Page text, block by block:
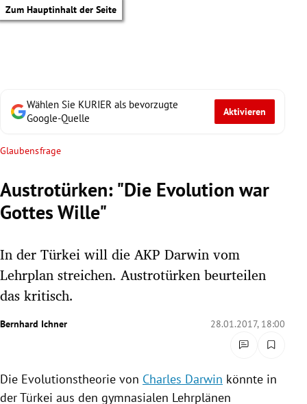
Zum Hauptinhalt der Seite
Untermenü
Untermenü
Untermenü
Wählen Sie KURIER als bevorzugte
Google-Quelle
Aktivieren
Glaubensfrage
Austrotürken: "Die Evolution war
Gottes Wille"
In der Türkei will die AKP Darwin vom
Lehrplan streichen. Austrotürken beurteilen
das kritisch.
Bernhard Ichner 28.01.2017, 18:00
Die Evolutionstheorie von Charles Darwin könnte in
derTürkei aus den gymnasialen Lehrplänen